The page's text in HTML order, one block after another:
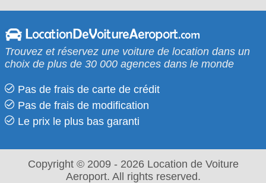
Trouvez et réservez une voiture de location dans un
choix de plus de 30 000 agences dans le monde
Pas de frais de carte de crédit
Pas de frais de modification
Le prix le​ plus bas garanti
Copyright © 2009 - 2026 Location de Voiture
Aeroport. All rights reserved.